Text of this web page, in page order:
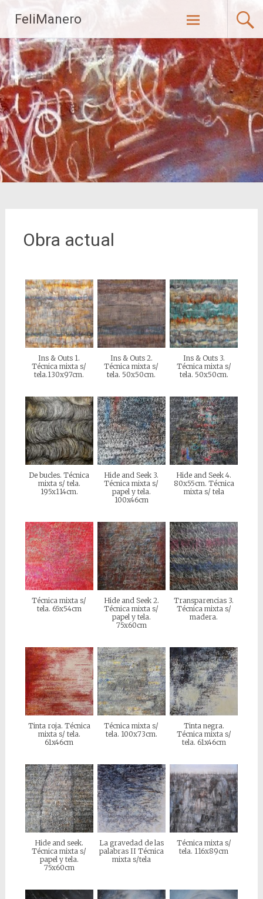
contenido
FeliManero
Obra actual
Ins & Outs 1.
Técnica mixta s/
tela.130x97cm.
Ins & Outs 2.
Técnica mixta s/
tela. 50x50cm.
Ins & Outs 3.
Técnica mixta s/
tela. 50x50cm.
De bucles. Técnica
mixta s/ tela.
195x114cm.
Hide and Seek 3.
Técnica mixta s/
papel y tela.
100x46cm
Hide and Seek 4.
80x55cm. Técnica
mixta s/ tela
Técnica mixta s/
tela. 65x54cm
Hide and Seek 2.
Técnica mixta s/
papel y tela.
75x60cm
Transparencias 3.
Técnica mixta s/
madera.
Tinta roja. Técnica
mixta s/ tela.
61x46cm
Técnica mixta s/
tela. 100x73cm.
Tinta negra.
Técnica mixta s/
tela. 61x46cm
Hide and seek.
Técnica mixta s/
papel y tela.
75x60cm
La gravedad de las
palabras II Técnica
mixta s/tela
Técnica mixta s/
tela. 116x89cm